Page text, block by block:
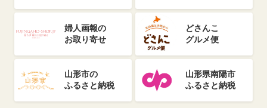
婦人画報の
お取り寄せ
どさんこ
グルメ便
山形市の
ふるさと納税
山形県南陽市
ふるさと納税